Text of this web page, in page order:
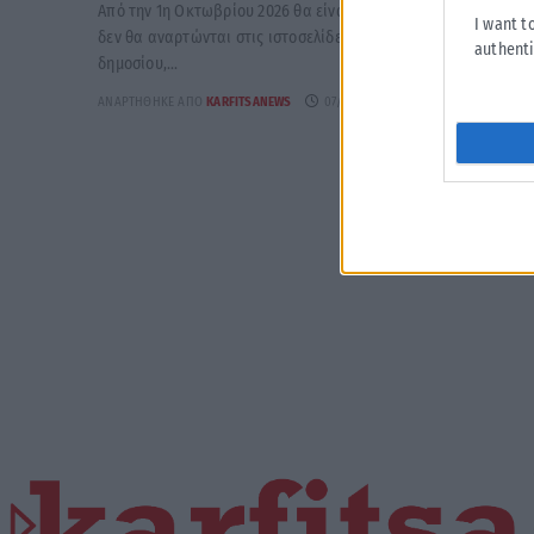
I want
Από την 1η Οκτωβρίου 2026 θα είναι άκυρες οι εγκύκλιοι, που
δεν θα αναρτώνται στις ιστοσελίδες των φορέων του
δημοσίου,...
ΑΝΑΡΤΉΘΗΚΕ ΑΠΌ KARFITSANEWS